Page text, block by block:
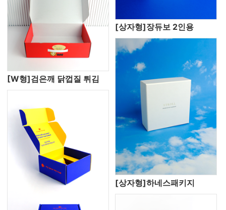
[W형]검은깨 닭껍질 튀김
[상자형]장듀보 2인용
[상자형]하네스패키지